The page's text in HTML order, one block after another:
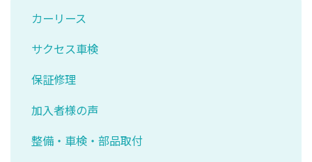
カーリース
サクセス車検
保証修理
加入者様の声
整備・車検・部品取付